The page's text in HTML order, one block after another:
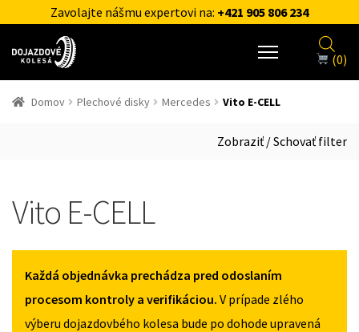
Zavolajte nášmu expertovi na: +421 905 806 234
(0)
Domov Plechové disky Mercedes Vito E-CELL
Zobraziť / Schovať filter
Vito E-CELL
Každá objednávka prechádza pred odoslaním
procesom kontroly a verifikáciou. V prípade zlého
výberu dojazdovbého kolesa bude po dohode upravená